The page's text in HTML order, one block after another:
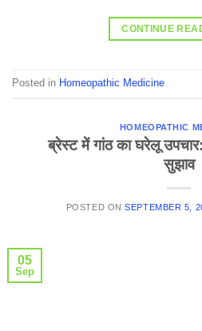
CONTINUE
Posted in Homeopathic Medicine
HOMEOPATHIC
ब्रेस्ट में गांठ का घरेलू
सुझाव
POSTED ONSEPTEMBER 5,
05
Sep